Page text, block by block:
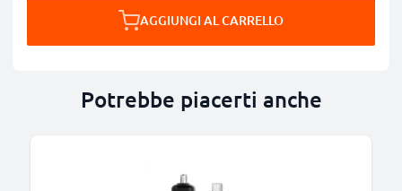
AGGIUNGI AL CARRELLO
Potrebbe piacerti anche